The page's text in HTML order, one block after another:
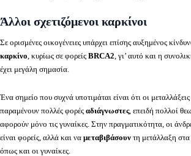
Άλλοι σχετιζόμενοι καρκίνοι
Σε ορισμένες οικογένειες υπάρχει επίσης αυξημένος
καρκίνο, κυρίως σε φορείς BRCA2, γι’ αυτό και η
έχει μεγάλη σημασία.
Ένα σημείο που συχνά υποτιμάται είναι ότι οι
παραμένουν πολλές φορές αδιάγνωστες, επειδή πολλοί
αφορούν μόνο τις γυναίκες. Στην πραγματικότητα, οι
είναι φορείς, αλλά και να μεταβιβάσουν τη μετάλλαξη
όπως και οι γυναίκες.